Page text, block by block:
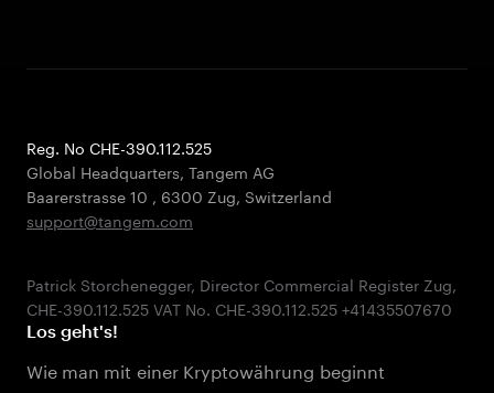
Reg. No CHE-390.112.525
Global Headquarters, Tangem AG
Baarerstrasse 10 , 6300 Zug, Switzerland
support@tangem.com
Patrick Storchenegger, Director Commercial Register Zug,
Los geht's!
Wie man mit einer Kryptowährung beginnt